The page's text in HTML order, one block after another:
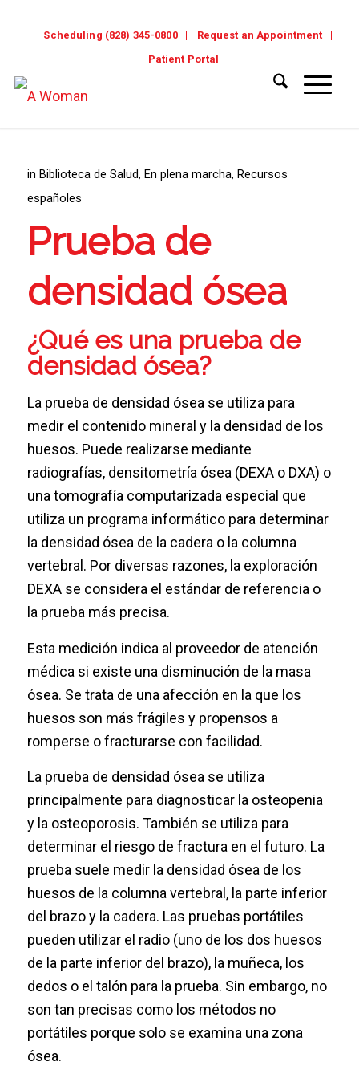
Scheduling (828) 345-0800
Request an Appointment
Patient Portal
in Biblioteca de Salud, En plena marcha, Recursos
españoles
Prueba de
densidad ósea
¿Qué es una prueba de
densidad ósea?
La prueba de densidad ósea se utiliza para
medir el contenido mineral y la densidad de los
huesos. Puede realizarse mediante
radiografías, densitometría ósea (DEXA o DXA) o
una tomografía computarizada especial que
utiliza un programa informático para determinar
la densidad ósea de la cadera o la columna
vertebral. Por diversas razones, la exploración
DEXA se considera el estándar de referencia o
la prueba más precisa.
Esta medición indica al proveedor de atención
médica si existe una disminución de la masa
ósea. Se trata de una afección en la que los
huesos son más frágiles y propensos a
romperse o fracturarse con facilidad.
La prueba de densidad ósea se utiliza
principalmente para diagnosticar la osteopenia
y la osteoporosis. También se utiliza para
determinar el riesgo de fractura en el futuro. La
prueba suele medir la densidad ósea de los
huesos de la columna vertebral, la parte inferior
del brazo y la cadera. Las pruebas portátiles
pueden utilizar el radio (uno de los dos huesos
de la parte inferior del brazo), la muñeca, los
dedos o el talón para la prueba. Sin embargo, no
son tan precisas como los métodos no
portátiles porque solo se examina una zona
ósea.